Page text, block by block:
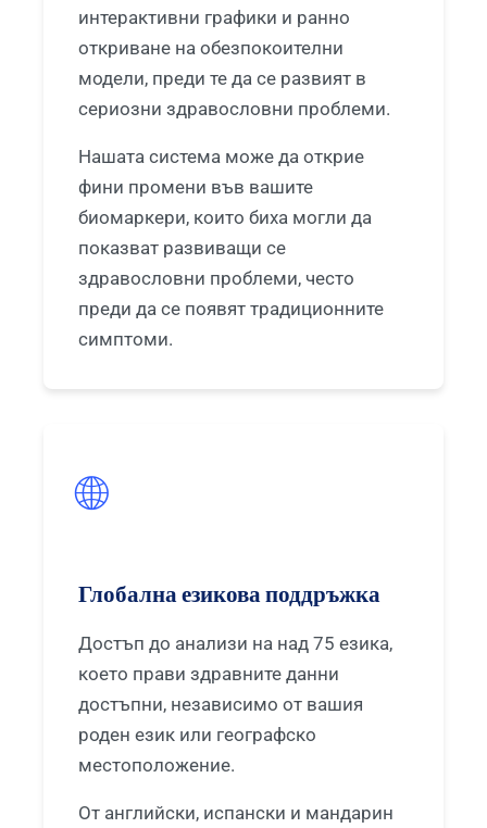
интерактивни графики и ранно
откриване на обезпокоителни
модели, преди те да се развият в
сериозни здравословни проблеми.
Нашата система може да открие
фини промени във вашите
биомаркери, които биха могли да
показват развиващи се
здравословни проблеми, често
преди да се появят традиционните
симптоми.
🌐
Глобална езикова поддръжка
Достъп до анализи на над 75 езика,
което прави здравните данни
достъпни, независимо от вашия
роден език или географско
местоположение.
От английски, испански и мандарин
Српски језик
Svenska
Bosanski
Čeština
Русский
Lietuvių kalba
Magyar
Shqip
اردو
मराठी
తెలుగు
தமிழ்
ગુજરાતી
ಕನ್ನಡ
മലയാളം